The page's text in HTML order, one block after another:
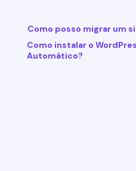
Como posso migrar um
Como instalar o
Automático?